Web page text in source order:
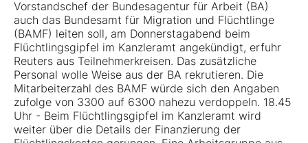
Vorstandschef der Bundesagentur für Arbeit (BA)
auch das Bundesamt für Migration und Flüchtlinge
(BAMF) leiten soll, am Donnerstagabend beim
Flüchtlingsgipfel im Kanzleramt angekündigt, erfuhr
Reuters aus Teilnehmerkreisen. Das zusätzliche
Personal wolle Weise aus der BA rekrutieren. Die
Mitarbeiterzahl des BAMF würde sich den Angaben
zufolge von 3300 auf 6300 nahezu verdoppeln. 18.45
Uhr - Beim Flüchtlingsgipfel im Kanzleramt wird
weiter über die Details der Finanzierung der